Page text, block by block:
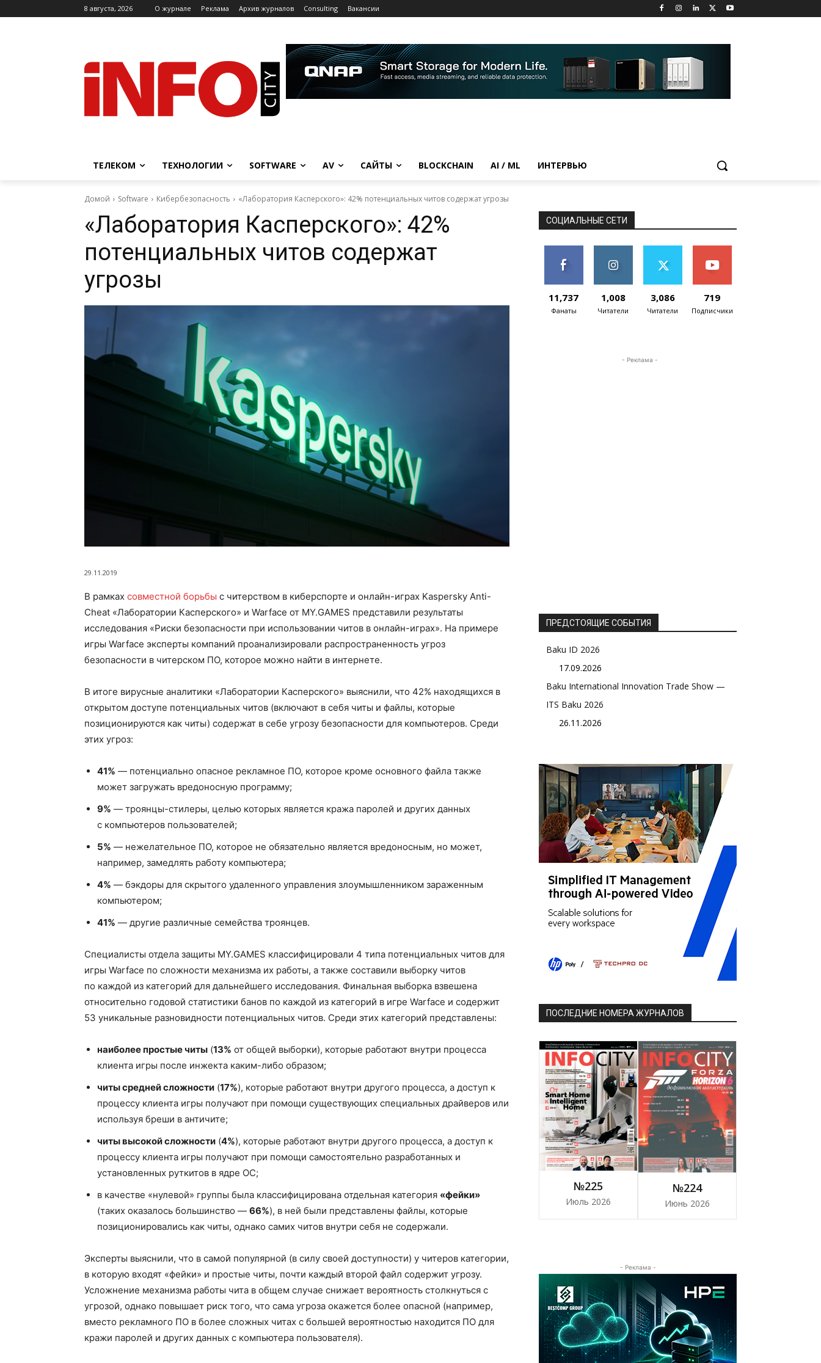
8 августа, 2026 O журнале Реклама Архив журналов Consulting Вакансии
ТЕЛЕКОМ ТЕХНОЛОГИИ SOFTWARE AV САЙТЫ BLOCKCHAIN AI / ML ИНТЕРВЬЮ
Домой Software Кибербезопасность «Лаборатория Касперского»: 42% потенциальных читов содержат угрозы
«Лаборатория Касперского»: 42%
потенциальных читов содержат
угрозы
29.11.2019
В рамках совместной борьбы с читерством в киберспорте и онлайн-играх Kaspersky Anti-
Cheat «Лаборатории Касперского» и Warface от MY.GAMES представили результаты
исследования «Риски безопасности при использовании читов в онлайн-играх». На примере
игры Warface эксперты компаний проанализировали распространенность угроз
безопасности в читерском ПО, которое можно найти в интернете.
В итоге вирусные аналитики «Лаборатории Касперского» выяснили, что 42% находящихся в
открытом доступе потенциальных читов (включают в себя читы и файлы, которые
позиционируются как читы) содержат в себе угрозу безопасности для компьютеров. Среди
этих угроз:
41% — потенциально опасное рекламное ПО, которое кроме основного файла также
может загружать вредоносную программу;
9% — троянцы-стилеры, целью которых является кража паролей и других данных
с компьютеров пользователей;
5% — нежелательное ПО, которое не обязательно является вредоносным, но может,
например, замедлять работу компьютера;
4% — бэкдоры для скрытого удаленного управления злоумышленником зараженным
компьютером;
41% — другие различные семейства троянцев.
Специалисты отдела защиты MY.GAMES классифицировали 4 типа потенциальных читов для
игры Warface по сложности механизма их работы, а также составили выборку читов
по каждой из категорий для дальнейшего исследования. Финальная выборка взвешена
относительно годовой статистики банов по каждой из категорий в игре Warface и содержит
53 уникальные разновидности потенциальных читов. Среди этих категорий представлены:
наиболее простые читы (13% от общей выборки), которые работают внутри процесса
клиента игры после инжекта каким-либо образом;
читы средней сложности (17%), которые работают внутри другого процесса, а доступ к
процессу клиента игры получают при помощи существующих специальных драйверов или
используя бреши в античите;
читы высокой сложности (4%), которые работают внутри другого процесса, а доступ к
процессу клиента игры получают при помощи самостоятельно разработанных и
установленных руткитов в ядре ОС;
в качестве «нулевой» группы была классифицирована отдельная категория «фейки»
(таких оказалось большинство — 66%), в ней были представлены файлы, которые
позиционировались как читы, однако самих читов внутри себя не содержали.
Эксперты выяснили, что в самой популярной (в силу своей доступности) у читеров категории,
в которую входят «фейки» и простые читы, почти каждый второй файл содержит угрозу.
Усложнение механизма работы чита в общем случае снижает вероятность столкнуться с
угрозой, однако повышает риск того, что сама угроза окажется более опасной (например,
вместо рекламного ПО в более сложных читах с большей вероятностью находится ПО для
кражи паролей и других данных с компьютера пользователя).
СОЦИАЛЬНЫЕ СЕТИ
11,737
Фанаты
1,008
Читатели
3,086
Читатели
719
Подписчики
- Реклама -
ПРЕДСТОЯЩИЕ СОБЫТИЯ
Baku ID 2026
17.09.2026
Baku International Innovation Trade Show —
ITS Baku 2026
26.11.2026
ПОСЛЕДНИЕ НОМЕРА ЖУРНАЛОВ
№225
Июль 2026
№224
Июнь 2026
- Реклама -